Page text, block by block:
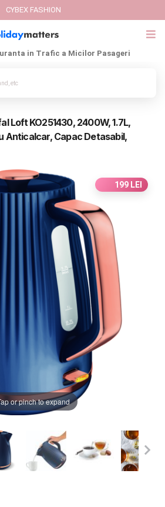
CYBEX FASHION
in Trafic a Micilor Pasageri
Loft KO251430, 2400W, 1.7L,
Anticalcar, Capac Detasabil,
199 LEI
or pinch to expand
negre
negre